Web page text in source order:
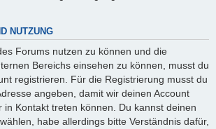
NUTZUNG
Forums nutzen zu können und die
Bereichs einsehen zu können, musst du
registrieren. Für die Registrierung musst du
angeben, damit wir deinen Account
in Kontakt treten können. Du kannst deinen
habe allerdings bitte Verständnis dafür,